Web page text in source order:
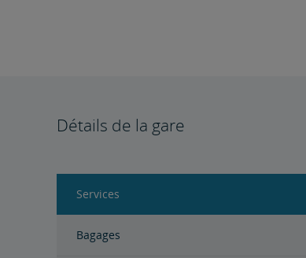
Détails de la gare
Services
Bagages